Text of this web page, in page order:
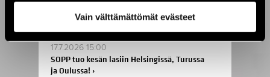
Vain välttämättömät evästeet
17.7.2026 15:00
SOPP tuo kesän lasiin Helsingissä, Turussa
ja Oulussa! ›